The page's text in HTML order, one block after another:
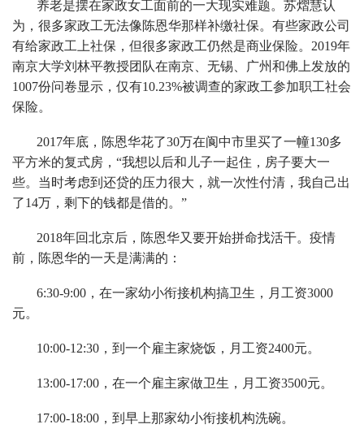
养老是摆在家政女工面前的一大现实难题。苏熠慧认
为，很多家政工无法像陈恩华那样补缴社保。有些家政公司
有给家政工上社保，但很多家政工仍然是商业保险。2019年
南京大学刘林平教授团队在南京、无锡、广州和佛上发放的
1007份问卷显示，仅有10.23%被调查的家政工参加职工社会
保险。
2017年底，陈恩华花了30万在阆中市里买了一幢130多
平方米的复式房，“我想以后和儿子一起住，房子要大一
些。当时考虑到还贷的压力很大，就一次性付清，我自己出
了14万，剩下的钱都是借的。”
2018年回北京后，陈恩华又要开始拼命找活干。疫情
前，陈恩华的一天是满满的：
6:30-9:00，在一家幼小衔接机构搞卫生，月工资3000
元。
10:00-12:30，到一个雇主家烧饭，月工资2400元。
13:00-17:00，在一个雇主家做卫生，月工资3500元。
17:00-18:00，到早上那家幼小衔接机构洗碗。